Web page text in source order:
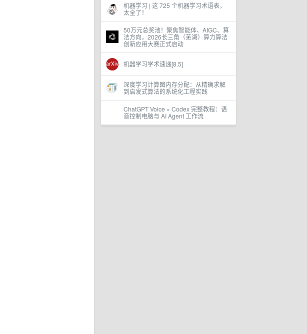
机器学习 | 这 725 个机器学习术语表，
太全了！
50万元总奖池！聚焦智能体、AIGC、算
法方向，2026长三角（芜湖）算力算法
创新应用大赛正式启动
机器学习学术速递[8.5]
深度学习计算图内存分配：从精确求解
到启发式算法的系统化工程实践
ChatGPT Voice × Codex 完整教程：语
音控制电脑与 AI Agent 工作流